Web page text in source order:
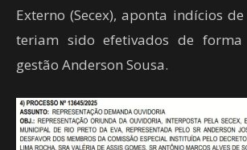
Externo (Secex), aponta indícios
teriam sido efetivados de
gestão Anderson Sousa.